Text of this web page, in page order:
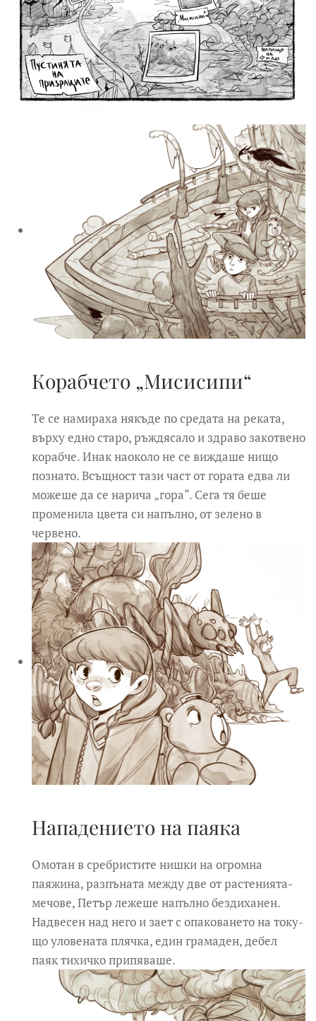
Корабчето „Мисисипи“
Те се намираха някъде по средата на реката,
върху едно старо, ръждясало и здраво закотвено
корабче. Инак наоколо не се виждаше нищо
познато. Всъщност тази част от гората едва ли
можеше да се нарича „гора“. Сега тя беше
променила цвета си напълно, от зелено в
червено.
Нападението на паяка
Омотан в сребристите нишки на огромна
паяжина, разпъната между две от растенията-
мечове, Петър лежеше напълно бездиханен.
Надвесен над него и зает с опаковането на току-
що уловената плячка, един грамаден, дебел
паяк тихичко припяваше.